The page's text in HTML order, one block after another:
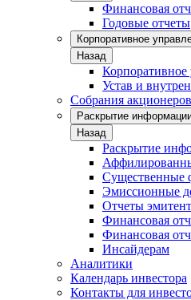
Финансовая
Годовые отчеты
Корпоративное
Назад
Корпоративное
Устав и
Собрания акционеров
Раскрытие
Назад
Раскрытие
Существенные
Эмиссионные
Отчеты
Финансовая
Финансовая
Инсайдерам
Аналитики
Календарь инвестора
Контакты для